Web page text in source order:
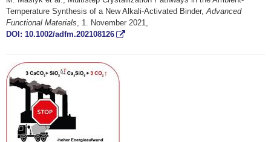
Temperature Synthesis of a New Alkali-Activated Binder,Advanced
Functional Materials, 1. November 2021,
DOI: 10.1002/adfm.202108126